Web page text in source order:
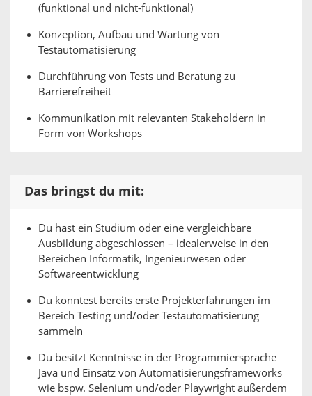
(funktional und nicht-funktional)
Konzeption, Aufbau und Wartung von
Testautomatisierung
Durchführung von Tests und Beratung zu
Barrierefreiheit
Kommunikation mit relevanten Stakeholdern in
Form von Workshops
Das bringst du mit:
Du hast ein Studium oder eine vergleichbare
Ausbildung abgeschlossen – idealerweise in den
Bereichen Informatik, Ingenieurwesen oder
Softwareentwicklung
Du konntest bereits erste Projekterfahrungen im
Bereich Testing und/oder Testautomatisierung
sammeln
Du besitzt Kenntnisse in der Programmiersprache
Java und Einsatz von Automatisierungsframeworks
wie bspw. Selenium und/oder Playwright außerdem